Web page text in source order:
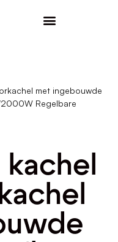
met ingebouwde
Regelbare